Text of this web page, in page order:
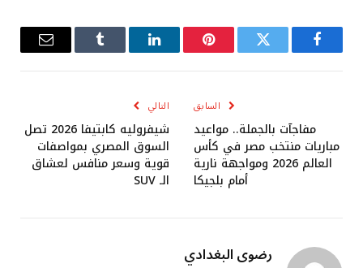
فيسبوك تويتر بينتيريستلينكدإن Tumblr
البريد
السابق
مفاجآت بالجملة.. مواعيد
مباريات منتخب مصر في كأس
العالم 2026 ومواجهة نارية
أمام بلجيكا
التالي
شيفروليه كابتيفا 2026 تصل
السوق المصري بمواصفات
قوية وسعر منافس لعشاق
الـ SUV
رضوى البغدادي